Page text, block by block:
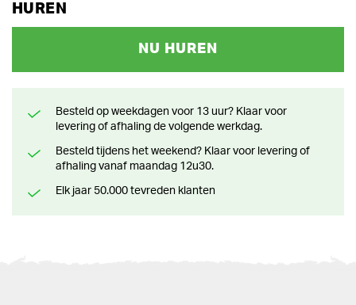
HUREN
NU HUREN
Besteld op weekdagen voor 13 uur? Klaar voor
levering of afhaling de volgende werkdag.
Besteld tijdens het weekend? Klaar voor levering of
afhaling vanaf maandag 12u30.
Elk jaar 50.000 tevreden klanten